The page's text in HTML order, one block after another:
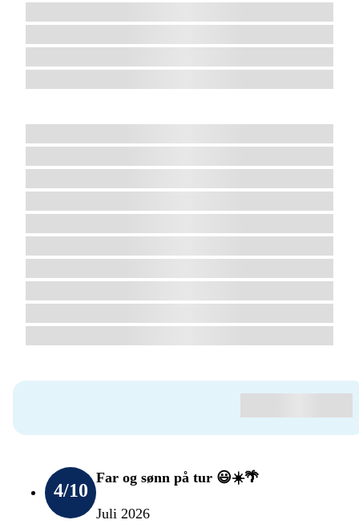
4/10
Far og sønn på tur 😃☀️🌴
Juli 2026